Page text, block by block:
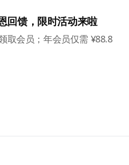
回馈，限时活动来啦
取会员；年会员仅需 ¥88.8